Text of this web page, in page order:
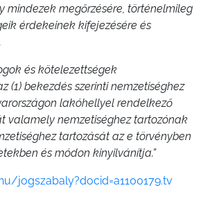
mindezek megőrzésére, történelmileg
érdekeinek kifejezésére és
és kötelezettségek
(1) bekezdés szerinti nemzetiséghez
lakóhellyel rendelkező
valamely nemzetiséghez tartozónak
tartozását az e törvényben
és módon kinyilvánítja.”
jogszabaly?docid=a1100179.tv